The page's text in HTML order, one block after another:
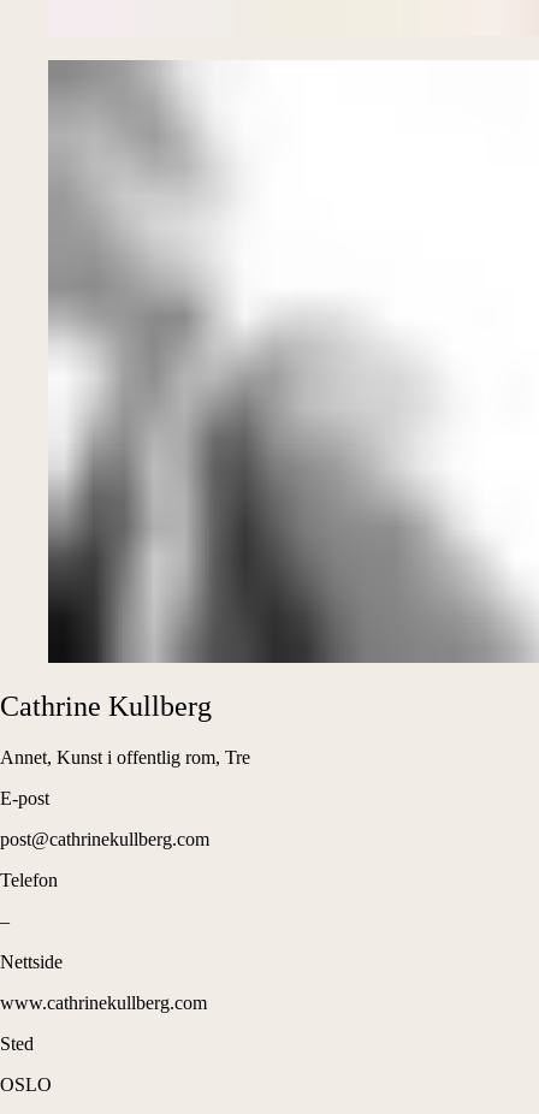
Cathrine Kullberg
Annet, Kunst i offentlig rom, Tre
E-post
post@cathrinekullberg.com
Telefon
–
Nettside
www.cathrinekullberg.com
Sted
OSLO